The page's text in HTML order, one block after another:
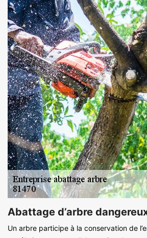
Abattage d’arbre
Un arbre participe à la conservation de